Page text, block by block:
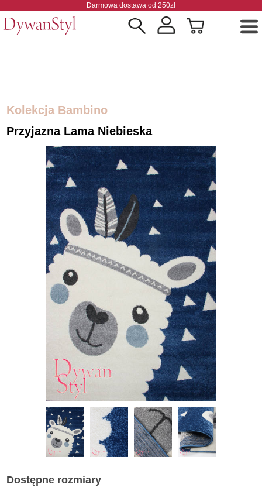
Darmowa dostawa od 250zł
Kolekcja Bambino
Przyjazna Lama Niebieska
Dostępne rozmiary